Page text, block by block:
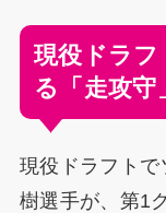
現役ドラフ
る「走攻守
現役ドラフト
樹選手が、第1